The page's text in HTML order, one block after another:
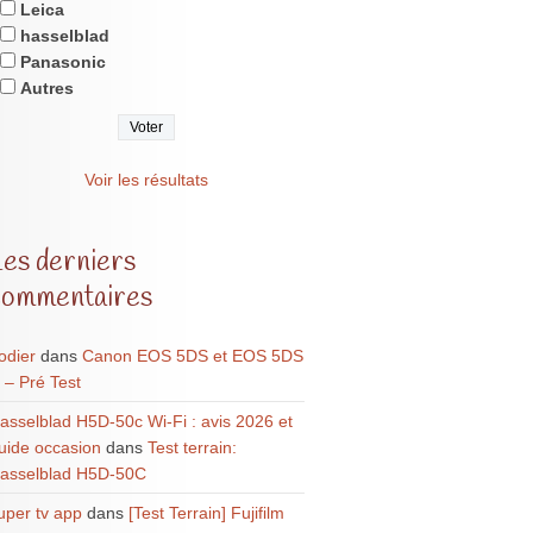
Leica
hasselblad
Panasonic
Autres
Voir les résultats
derniers
dans Canon EOS 5DS et EOS 5DS
– Pré Test
H5D-50c Wi-Fi : avis 2026 et
occasion dans Test terrain:
H5D-50C
tv appdans [Test Terrain] Fujifilm